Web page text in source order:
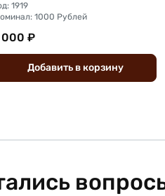
1919
1000 Рублей
000 ₽
Добавить вкорзину